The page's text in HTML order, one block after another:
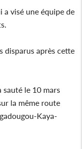
a visé une équipe de
disparus après cette
sauté le 10 mars
la même route
Kaya-